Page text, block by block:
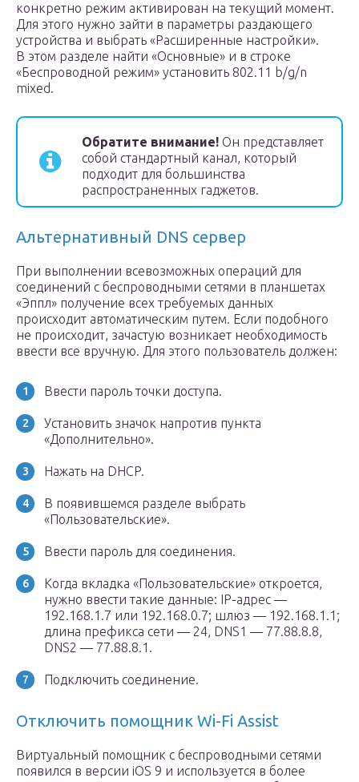
конкретно режим активирован на текущий момент.
Для этого нужно зайти в параметры раздающего
устройства и выбрать «Расширенные настройки».
В этом разделе найти «Основные» и в строке
«Беспроводной режим» установить 802.11 b/g/n
mixed.
Обратите внимание! Он представляет
собой стандартный канал, который
подходит для большинства
распространенных гаджетов.
Альтернативный DNS сервер
При выполнении всевозможных операций для
соединений с беспроводными сетями в планшетах
«Эппл» получение всех требуемых данных
происходит автоматическим путем. Если подобного
не происходит, зачастую возникает необходимость
ввести все вручную. Для этого пользователь должен:
Ввести пароль точки доступа.
Установить значок напротив пункта
«Дополнительно».
Нажать на DHCP.
В появившемся разделе выбрать
«Пользовательские».
Ввести пароль для соединения.
Когда вкладка «Пользовательские» откроется,
нужно ввести такие данные: IP-адрес —
192.168.1.7 или 192.168.0.7; шлюз — 192.168.1.1;
длина префикса сети — 24, DNS1 — 77.88.8.8,
DNS2 — 77.88.8.1.
Подключить соединение.
Отключить помощник Wi-Fi Assist
Виртуальный помощник с беспроводными сетями
появился в версии iOS 9 и используется в более